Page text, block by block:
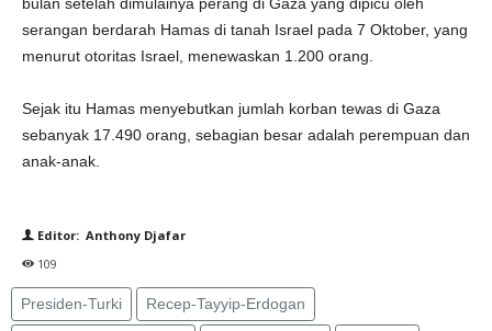
serangan berdarah Hamas di tanah Israel pada 7 Oktober, yang
menurut otoritas Israel, menewaskan 1.200 orang.
Sejak itu Hamas menyebutkan jumlah korban tewas di Gaza
sebanyak 17.490 orang, sebagian besar adalah perempuan dan
anak-anak.
Editor: Anthony Djafar
109
Presiden-Turki Recep-Tayyip-Erdogan